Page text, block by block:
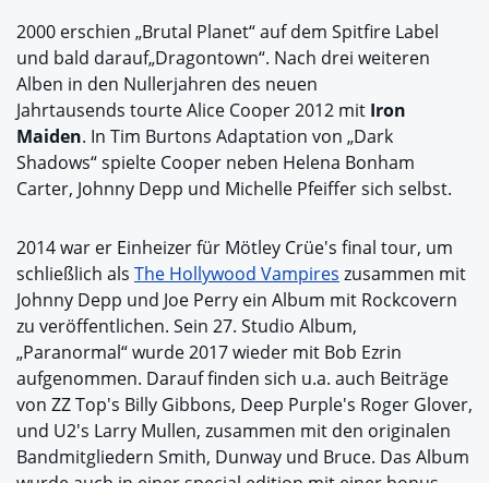
2000 erschien „Brutal Planet“ auf dem Spitfire Label
und bald darauf„Dragontown“. Nach drei weiteren
Alben in den Nullerjahren des neuen
Jahrtausends tourte Alice Cooper 2012 mit Iron
Maiden. In Tim Burtons Adaptation von „Dark
Shadows“ spielte Cooper neben Helena Bonham
Carter, Johnny Depp und Michelle Pfeiffer sich selbst.
2014 war er Einheizer für Mötley Crüe's final tour, um
schließlich als The Hollywood Vampires zusammen mit
Johnny Depp und Joe Perry ein Album mit Rockcovern
zu veröffentlichen. Sein 27. Studio Album,
„Paranormal“ wurde 2017 wieder mit Bob Ezrin
aufgenommen. Darauf finden sich u.a. auch Beiträge
von ZZ Top's Billy Gibbons, Deep Purple's Roger Glover,
und U2's Larry Mullen, zusammen mit den originalen
Bandmitgliedern Smith, Dunway und Bruce. Das Album